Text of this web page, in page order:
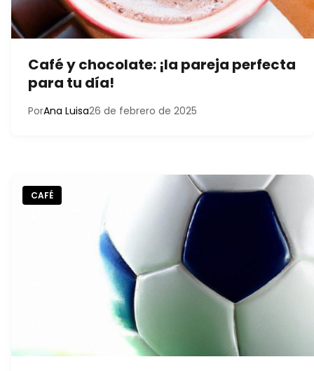
Café y chocolate: ¡la pareja perfecta
para tu día!
PorAna Luisa26 de febrero de 2025
CAFÉ